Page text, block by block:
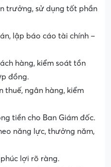
trưởng, sử dụng tốt phần
lập báo cáo tài chính –
hàng, kiểm soát tồn
đồng.
thuế, ngân hàng, kiểm
tiền cho Ban Giám đốc.
năng lực, thưởng năm,
lợi rõ ràng.